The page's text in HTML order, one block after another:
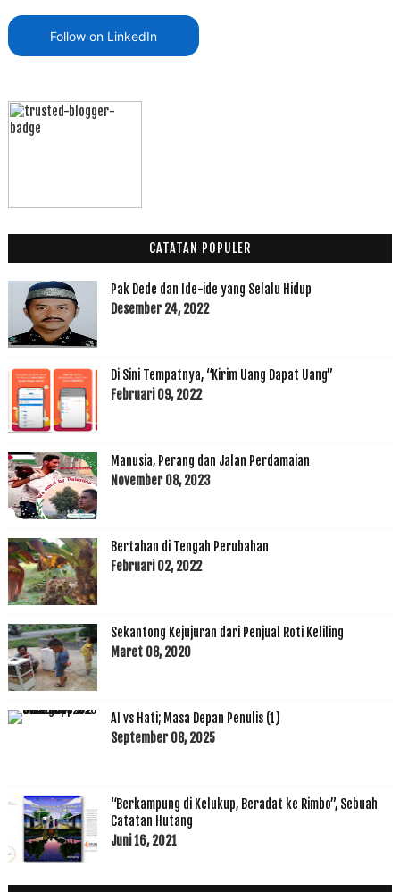
Follow on LinkedIn
CATATAN POPULER
Pak Dede dan Ide-ide yang Selalu Hidup
Desember 24, 2022
Di Sini Tempatnya, “Kirim Uang Dapat Uang”
Februari 09, 2022
Manusia, Perang dan Jalan Perdamaian
November 08, 2023
Bertahan di Tengah Perubahan
Februari 02, 2022
Sekantong Kejujuran dari Penjual Roti Keliling
Maret 08, 2020
AI vs Hati; Masa Depan Penulis (1)
September 08, 2025
“Berkampung di Kelukup, Beradat ke Rimbo”, Sebuah
Catatan Hutang
Juni 16, 2021